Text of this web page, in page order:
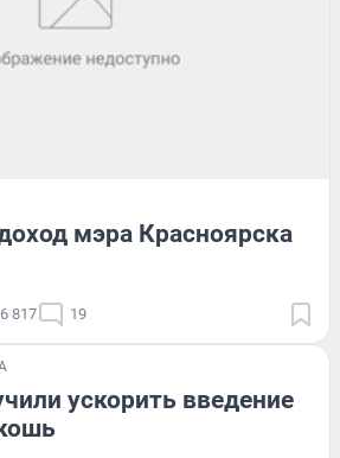
мэра Красноярска
6 817 19
ускорить введение